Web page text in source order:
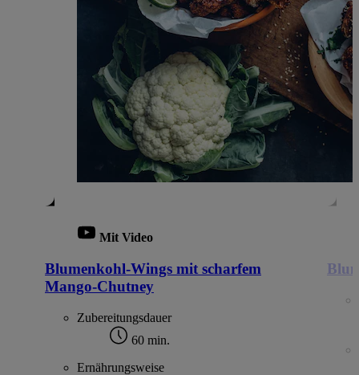
Mit Video
Blumenkohl-Wings mit scharfem
Mango-Chutney
Zubereitungsdauer
60 min.
Ernährungsweise